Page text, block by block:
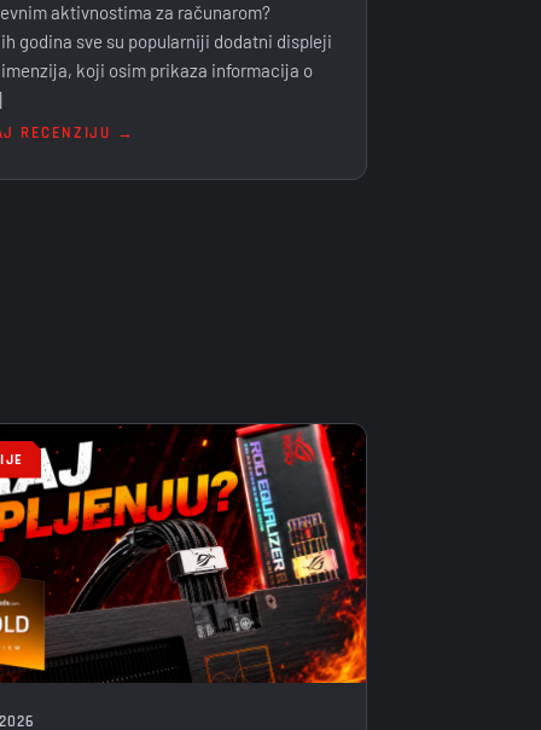
aktivnostima za računarom?
godina sve su popularniji dodatni displeji
koji osim prikaza informacija o
RECENZIJU →